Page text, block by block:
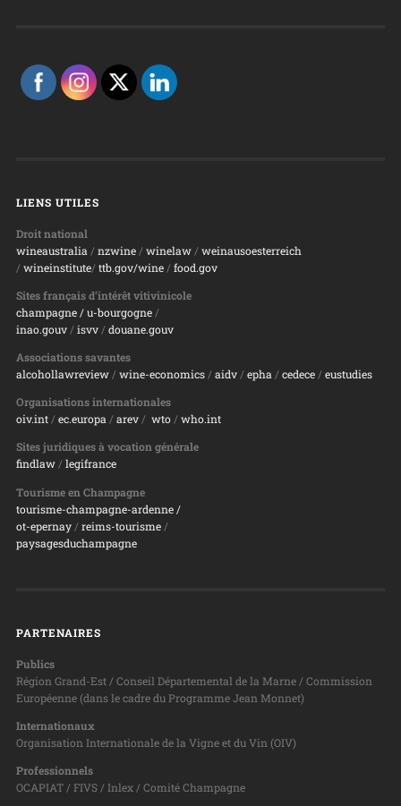
LIENS UTILES
Droit national
wineaustralia / nzwine/ winelaw/ weinausoesterreich
/ wineinstitute/ ttb.gov/wine/ food.gov
Sites français d’intérêt vitivinicole
champagne/ u-bourgogne/
inao.gouv/ isvv/ douane.gouv
Associations savantes
alcohollawreview/ wine-economics/ aidv/ epha / cedece/ eustudies
Organisations internationales
oiv.int/ ec.europa/ arev/ wto/ who.int
Sites juridiques à vocation générale
findlaw/ legifrance
Tourisme en Champagne
tourisme-champagne-ardenne /
ot-epernay/ reims-tourisme/
paysagesduchampagne
PARTENAIRES
Publics
Région Grand-Est / Conseil Départemental de la Marne / Commission
Européenne (dans le cadre du Programme Jean Monnet)
Internationaux
Organisation Internationale de la Vigne et du Vin (OIV)
Professionnels
OCAPIAT / FIVS / Inlex / Comité Champagne